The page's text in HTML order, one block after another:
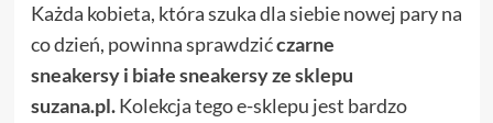
Każda kobieta, która szuka dla siebie nowej pary na
co dzień, powinna sprawdzićczarne
sneakersyi białe sneakersy ze sklepu
suzana.pl.Kolekcja tego e-sklepu jest bardzo